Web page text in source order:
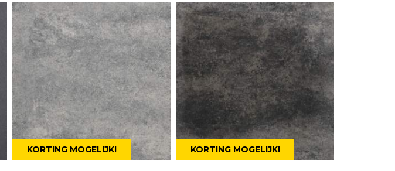
KORTING MOGELIJK! KORTING MOGELIJK!